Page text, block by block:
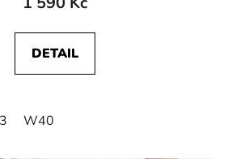
5,0
z
DETAIL
W40